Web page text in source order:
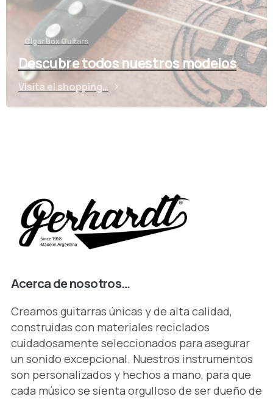
Cigar Box Guitars
Descubre todos nuestros modelos
Visita el shopping…
Acerca de nosotros…
Creamos guitarras únicas y de alta calidad,
construidas con materiales reciclados
cuidadosamente seleccionados para asegurar
un sonido excepcional. Nuestros instrumentos
son personalizados y hechos a mano, para que
cada músico se sienta orgulloso de ser dueño de